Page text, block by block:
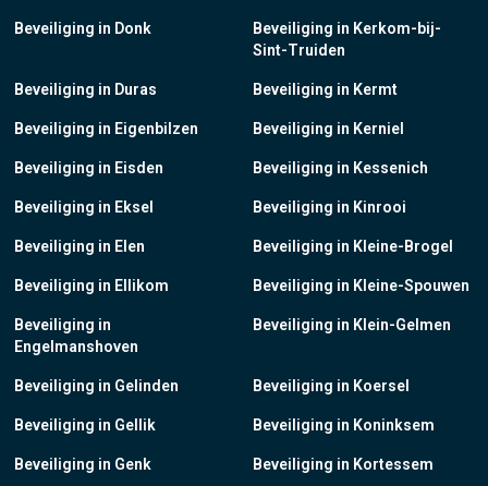
Beveiliging in Donk
Beveiliging in Duras
Beveiliging in Eigenbilzen
Beveiliging in Eisden
Beveiliging in Eksel
Beveiliging in Elen
Beveiliging in Ellikom
Beveiliging in
Engelmanshoven
Beveiliging in Gelinden
Beveiliging in Gellik
Beveiliging in Genk
Beveiliging in Kerkom-bij-
Sint-Truiden
Beveiliging in Kermt
Beveiliging in Kerniel
Beveiliging in Kessenich
Beveiliging in Kinrooi
Beveiliging in Kleine-Brogel
Beveiliging in Kleine-Spouwen
Beveiliging in Klein-Gelmen
Beveiliging in Koersel
Beveiliging in Koninksem
Beveiliging in Kortessem